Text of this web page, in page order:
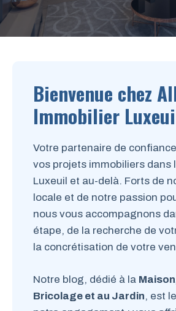
Bienvenue chez
Immobilier
Votre partenaire de
vos projets immobiliers dans
Luxeuil et au-delà. Forts de
locale et de notre passion
nous vous accompagnons
étape, de la recherche de
la concrétisation de votre
Notre blog, dédié à la
Bricolage et au Jardin, est